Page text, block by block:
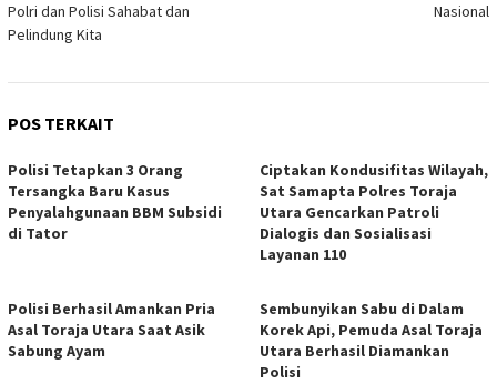
Polri dan Polisi Sahabat dan
Pelindung Kita
Nasional
POS TERKAIT
Polisi Tetapkan 3 Orang
Tersangka Baru Kasus
Penyalahgunaan BBM Subsidi
di Tator
Ciptakan Kondusifitas Wilayah,
Sat Samapta Polres Toraja
Utara Gencarkan Patroli
Dialogis dan Sosialisasi
Layanan 110
Polisi Berhasil Amankan Pria
Asal Toraja Utara Saat Asik
Sabung Ayam
Sembunyikan Sabu di Dalam
Korek Api, Pemuda Asal Toraja
Utara Berhasil Diamankan
Polisi